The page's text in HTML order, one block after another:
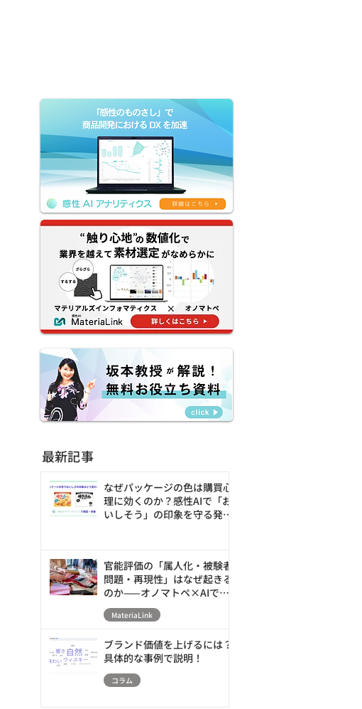
最新記事
なぜパッケージの色は購買心
理に効くのか？感性AIで「お
いしそう」の印象を守る発売
官能評価の「属人化・被験者
問題・再現性」はなぜ起きる
のか——オノマトペ×AIで素
材の触感を数値化・シミュレ
ーションする新アプローチ
MateriaLink
ブランド価値を上げるには？
具体的な事例で説明！
コラム